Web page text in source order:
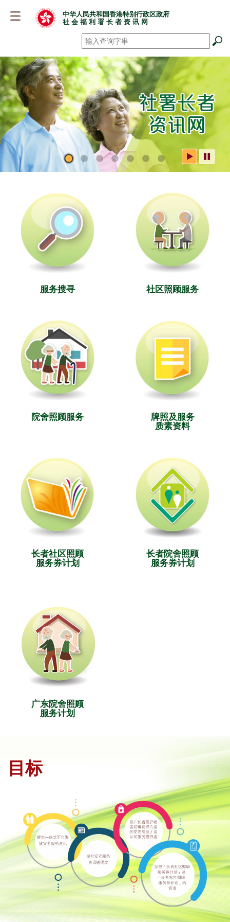
容
中华人民共和国香港特别行政区政府
社 会 福 利 署 长 者 资 讯 网
搜寻 *
社署长者资讯网
服务搜寻 社区照顾服务
院舍照顾服务
牌照及服务
质素资料
长者社区照顾
服务券计划
长者院舍照顾
服务券计划
广东院舍照顾
服务计划
目标